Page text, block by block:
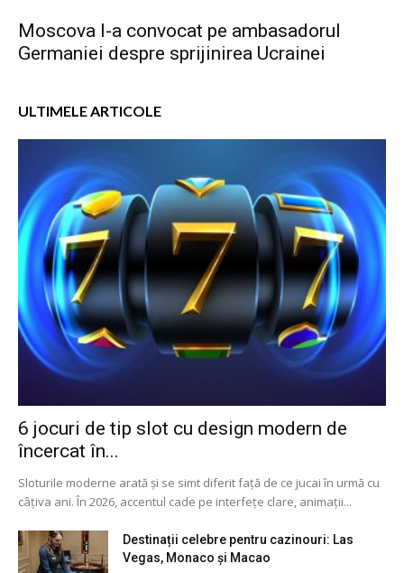
Moscova l-a convocat pe ambasadorul
Germaniei despre sprijinirea Ucrainei
ULTIMELE ARTICOLE
6 jocuri de tip slot cu design modern de
încercat în...
Sloturile moderne arată și se simt diferit față de ce jucai în urmă cu
câțiva ani. În 2026, accentul cade pe interfețe clare, animații...
Destinații celebre pentru cazinouri: Las
Vegas, Monaco și Macao